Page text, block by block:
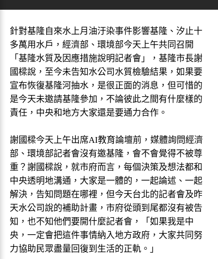
針對基隆自來水上月油汙染事件影響基隆、汐止十
多萬用水戶，經濟部、環境部今天上午共同召開
「基隆水質及因應措施說明記者會」，基隆市長謝
國樑說，至今未告知水公司水質檢驗結果，如果要
宣布恢復基隆河抽水，是很正面的消息，但可惜的
是今天未邀請基隆參加，不論彼此之間有什麼樣的
責任，中央和地方大家還是要通力合作。
謝國樑今天上午出席AI教育論壇前，媒體詢問經濟
部、環境部記者會沒有邀基隆，會不會覺得不被尊
重？謝國樑說，就市府而言，每個決策及想法都和
中央透明地溝通，大家是一體的，一起論述、一起
解決，告知問題在哪裡，但今天台北的記者會及昨
天水公司說的補助計畫，市府從頭到尾都沒有被告
知，也不知他們要開什麼記者會，「如果我是中
央，一定會把這件事情納入地方政府，大家共同努
力協助民眾盡量回復到生活的正軌。」